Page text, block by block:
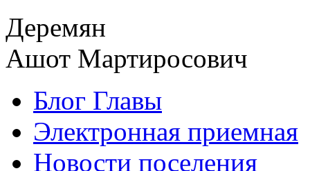
Деремян
Ашот Мартиросович
Блог Главы
Электронная приемная
Новости поселения